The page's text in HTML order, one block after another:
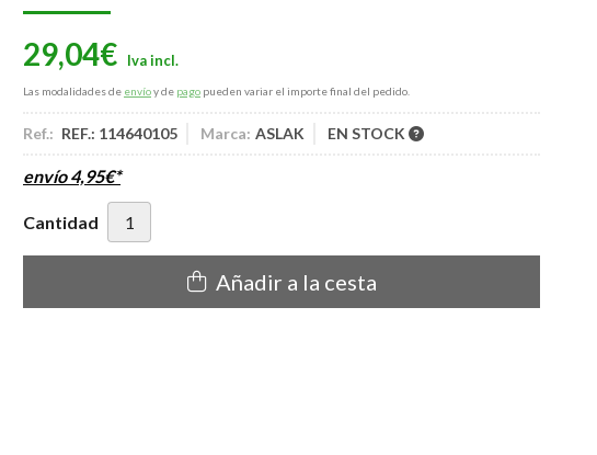
29,04€
Las modalidades de envíoy de pago pueden variar el importe final del pedido.
Ref.: REF.: 114640105 Marca: ASLAK EN STOCK
envío4,95€*
Cantidad
Añadir a la cesta